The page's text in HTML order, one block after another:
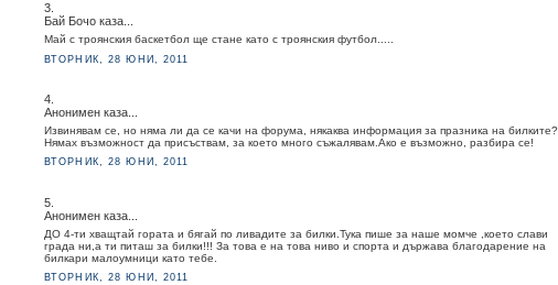
3.
Бай Бочо каза...
Май с троянския баскетбол ще стане като с троянския футбол.....
ВТОРНИК, 28 ЮНИ, 2011
4.
Анонимен каза...
Извинявам се, но няма ли да се качи на форума, някаква информация за празника на билките?
Нямах възможност да присъствам, за което много съжалявам.Ако е възможно, разбира се!
ВТОРНИК, 28 ЮНИ, 2011
5.
Анонимен каза...
ДО 4-ти хващтай гората и бягай по ливадите за билки.Тука пише за наше момче ,което слави
града ни,а ти питаш за билки!!! За това е на това ниво и спорта и държава благодарение на
билкари малоумници като тебе.
ВТОРНИК, 28 ЮНИ, 2011